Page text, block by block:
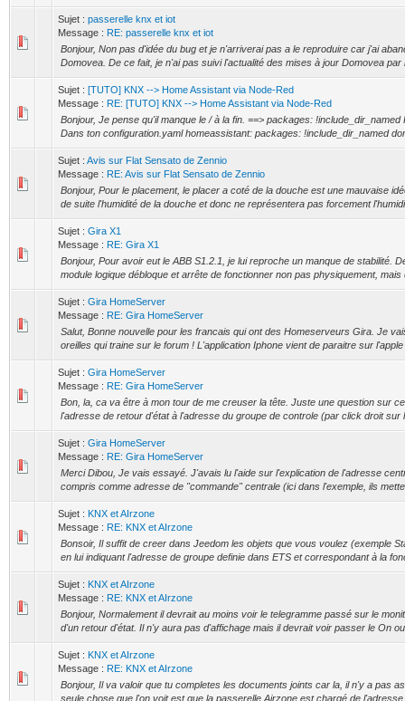
Sujet : passerelle knx et iot
Message : RE: passerelle knx et iot
Bonjour, Non pas d'idée du bug et je n'arriverai pas a le reproduire car j'ai
Domovea. De ce fait, je n'ai pas suivi l'actualité des mises à jour Domovea par
Sujet : [TUTO] KNX --> Home Assistant via Node-Red
Message : RE: [TUTO] KNX --> Home Assistant via Node-Red
Bonjour, Je pense qu'il manque le / à la fin. ==> packages:
Dans ton configuration.yaml homeassistant: packages: !include_dir_named
Sujet : Avis sur Flat Sensato de Zennio
Message : RE: Avis sur Flat Sensato de Zennio
Bonjour, Pour le placement, le placer a coté de la douche est une mauvaise
de suite l'humidité de la douche et donc ne représentera pas forcement
Sujet : Gira X1
Message : RE: Gira X1
Bonjour, Pour avoir eut le ABB S1.2.1, je lui reproche un manque de stabilité.
module logique débloque et arrête de fonctionner non pas physiquement, mais
Sujet : Gira HomeServer
Message : RE: Gira HomeServer
Salut, Bonne nouvelle pour les francais qui ont des Homeserveurs Gira. Je
oreilles qui traine sur le forum ! L'application Iphone vient de paraitre sur
Sujet : Gira HomeServer
Message : RE: Gira HomeServer
Bon, la, ca va être à mon tour de me creuser la tête. Juste une question sur
l'adresse de retour d'état à l'adresse du groupe de controle (par click droit sur
Sujet : Gira HomeServer
Message : RE: Gira HomeServer
Merci Dibou, Je vais essayé. J'avais lu l'aide sur l'explication de l'adresse
compris comme adresse de "commande" centrale (ici dans l'exemple, ils
Sujet : KNX et AIrzone
Message : RE: KNX et AIrzone
Bonsoir, Il suffit de creer dans Jeedom les objets que vous voulez (exemple
en lui indiquant l'adresse de groupe definie dans ETS et correspondant à la
Sujet : KNX et AIrzone
Message : RE: KNX et AIrzone
Bonjour, Normalement il devrait au moins voir le telegramme passé sur le
d'un retour d'état. Il n'y aura pas d'affichage mais il devrait voir passer le On
Sujet : KNX et AIrzone
Message : RE: KNX et AIrzone
Bonjour, Il va valoir que tu completes les documents joints car la, il n'y a pas
seule chose que l'on voit est que la passerelle Airzone est chargé de l'adresse